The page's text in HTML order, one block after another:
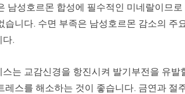
남성호르몬 합성에 필수적인 미네랄이므
습니다. 수면 부족은 남성호르몬 감소의 주
다.
는 교감신경을 항진시켜 발기부전을 유
레스를 해소하는 것이 좋습니다. 금연과 절